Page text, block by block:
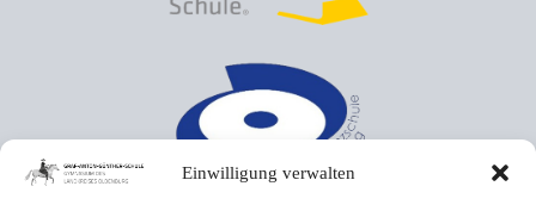
Einwilligung verwalten